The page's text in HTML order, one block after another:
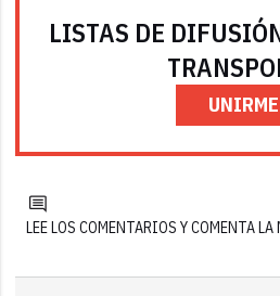
LISTAS DE
UNIRME
LEE LOS COMENTARIOS Y COMENTA